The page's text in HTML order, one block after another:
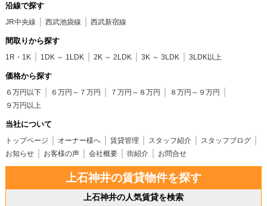
沿線で探す
JR中央線 西武池袋線 西武新宿線
間取りから探す
1R・1K 1DK ～ 1LDK 2K ～ 2LDK 3K ～ 3LDK 3LDK以上
価格から探す
６万円以下 ６万円～７万円 ７万円～８万円
８万円～９万円
９万円以上
当社について
トップページ オーナー様へ 賃貸管理 スタッフ紹介
スタッフブログ
お知らせ
お客様の声 会社概要 街紹介 お問合せ
上石神井の賃貸物件を探す
上石神井の人気賃貸を検索